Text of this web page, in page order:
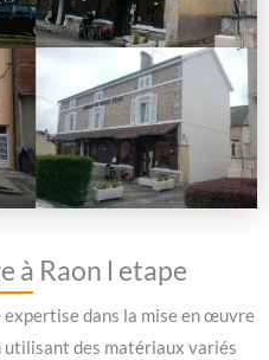
à Raon l etape
expertise dans la mise en œuvre
des matériaux variés